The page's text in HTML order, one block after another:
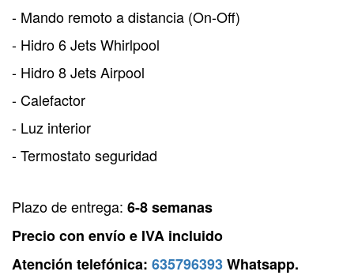
- Mando remoto a distancia (On-Off)
- Hidro 6 Jets Whirlpool
- Hidro 8 Jets Airpool
-Calefactor
- Luz interior
-Termostato seguridad
Plazo de entrega: 6-8 semanas
Precio con envío e IVA incluido
Atención telefónica: 635796393Whatsapp.